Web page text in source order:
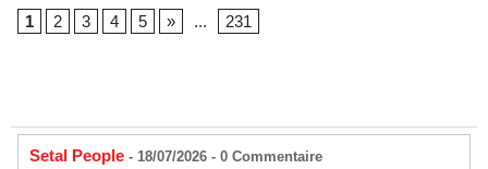
1
2 3 4 5 » ... 231
Setal People - 18/07/2026 - 0 Commentaire